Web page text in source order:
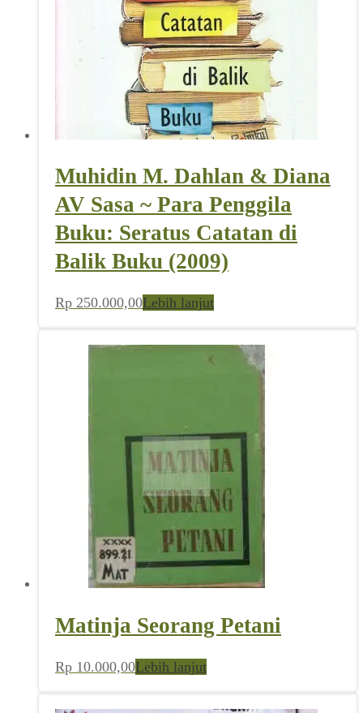
Muhidin M. Dahlan & Diana
AV Sasa ~ Para Penggila
Buku: Seratus Catatan di
Balik Buku (2009)
Rp 250.000,00Lebih lanjut
Matinja Seorang Petani
Rp 10.000,00Lebih lanjut